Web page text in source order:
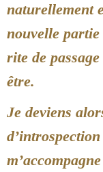
naturellement
nouvelle partie
rite de
être.
Je deviens